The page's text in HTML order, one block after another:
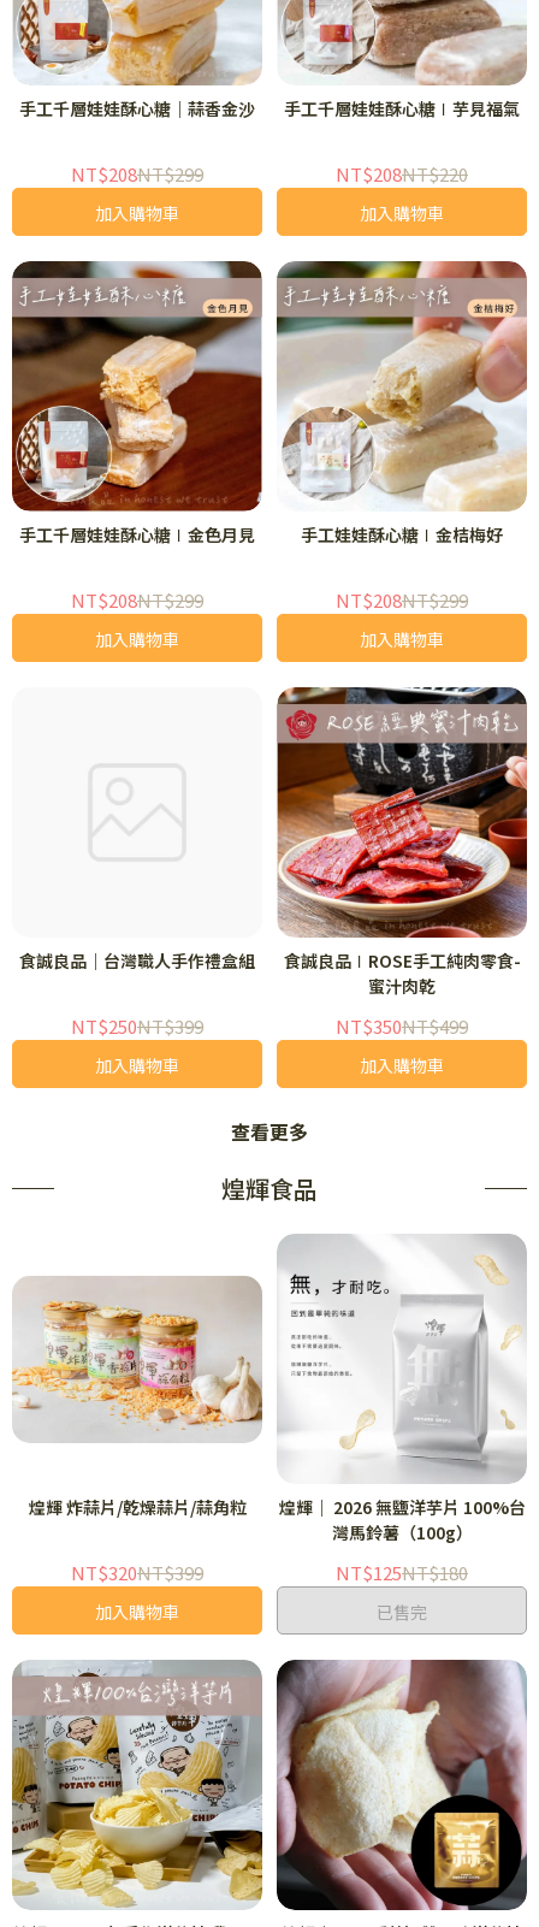
手工千層娃娃酥心糖｜蒜香金沙
NT$208NT$299
加入購物車
手工千層娃娃酥心糖∣芋見福氣
NT$208NT$220
加入購物車
手工千層娃娃酥心糖∣金色月見
NT$208NT$299
加入購物車
手工娃娃酥心糖∣金桔梅好
NT$208NT$299
加入購物車
食誠良品｜台灣職人手作禮盒組
NT$250NT$399
加入購物車
食誠良品∣ROSE手工純肉零食-
蜜汁肉乾
NT$350NT$499
加入購物車
查看更多
煌輝食品
煌輝 炸蒜片/乾燥蒜片/蒜角粒
NT$320NT$399
加入購物車
煌輝｜ 2026 無鹽洋芋片 100%台
灣馬鈴薯（100g）
NT$125NT$180
已售完